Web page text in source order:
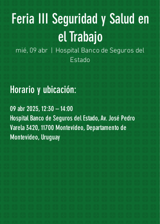
Feria III Seguridad y Salud en
el Trabajo
mié, 09 abr
Hospital Banco de Seguros del
Estado
Horario y ubicación:
09 abr 2025, 12:30 – 14:00
Hospital Banco de Seguros del Estado, Av. José Pedro
Varela 3420, 11700 Montevideo, Departamento de
Montevideo, Uruguay